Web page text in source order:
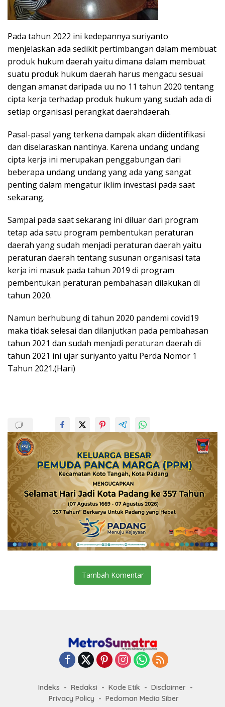
Pada tahun 2022 ini kedepannya suriyanto
menjelaskan ada sedikit pertimbangan dalam membuat
produk hukum daerah yaitu dimana dalam membuat
suatu produk hukum daerah harus mengacu sesuai
dengan amanat daripada uu no 11 tahun 2020 tentang
cipta kerja terhadap produk hukum yang sudah ada di
setiap organisasi perangkat daerahdaerah.
Pasal-pasal yang terkena dampak akan diidentifikasi
dan diselaraskan nantinya. Karena undang undang
cipta kerja ini merupakan penggabungan dari
beberapa undang undang yang ada yang sangat
penting dalam mengatur iklim investasi pada saat
sekarang.
Sampai pada saat sekarang ini diluar dari program
tetap ada satu program pembentukan peraturan
daerah yang sudah menjadi peraturan daerah yaitu
peraturan daerah tentang susunan organisasi tata
kerja ini masuk pada tahun 2019 di program
pembentukan peraturan pembahasan dilakukan di
tahun 2020.
Namun berhubung di tahun 2020 pandemi covid19
maka tidak selesai dan dilanjutkan pada pembahasan
tahun 2021 dan sudah menjadi peraturan daerah di
tahun 2021 ini ujar suriyanto yaitu Perda Nomor 1
Tahun 2021.(Hari)
Tambah Komentar
Indeks Redaksi Kode Etik
Disclaimer
Privacy Policy
Pedoman Media Siber